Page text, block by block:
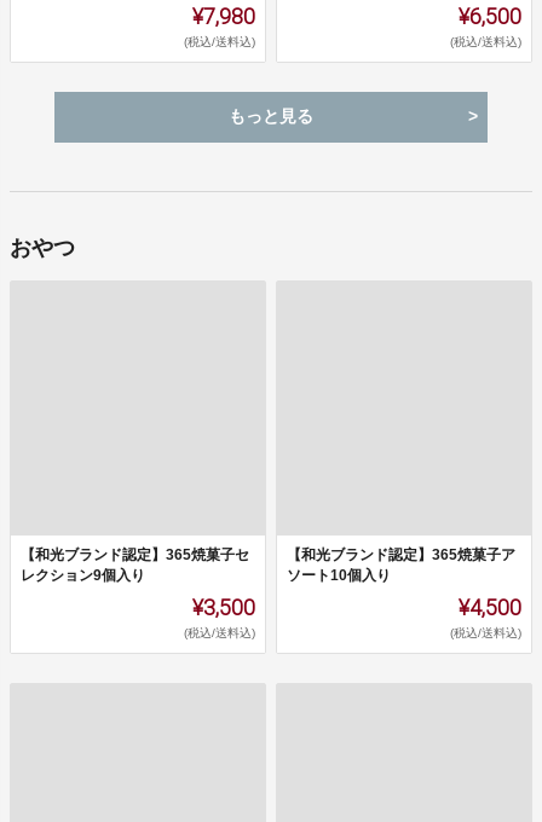
¥7,980
(税込/送料込)
¥6,500
(税込/送料込)
もっと見る
おやつ
【和光ブランド認定】365焼菓子セ
レクション9個入り
¥3,500
(税込/送料込)
【和光ブランド認定】365焼菓子ア
ソート10個入り
¥4,500
(税込/送料込)